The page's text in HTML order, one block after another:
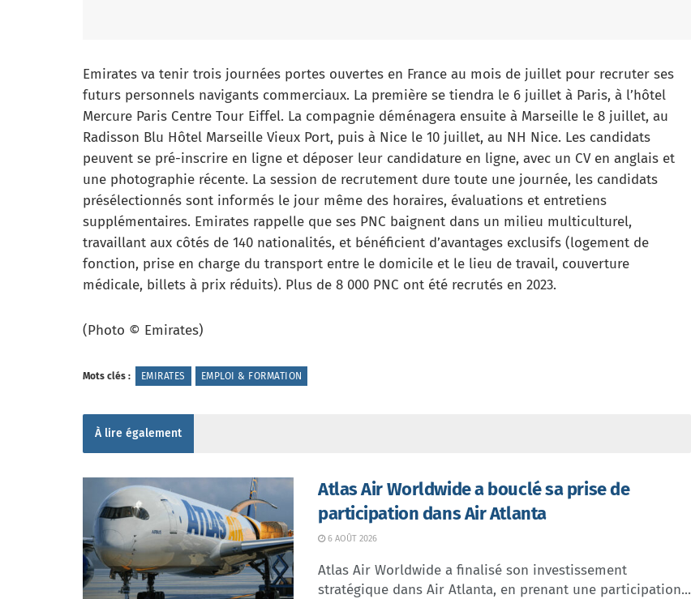
Emirates va tenir trois journées portes ouvertes en France au mois de juillet pour recruter ses
futurs personnels navigants commerciaux. La première se tiendra le 6 juillet à Paris, à l’hôtel
Mercure Paris Centre Tour Eiffel. La compagnie déménagera ensuite à Marseille le 8 juillet, au
Radisson Blu Hôtel Marseille Vieux Port, puis à Nice le 10 juillet, au NH Nice. Les candidats
peuvent se pré-inscrire en ligne et déposer leur candidature en ligne, avec un CV en anglais et
une photographie récente. La session de recrutement dure toute une journée, les candidats
présélectionnés sont informés le jour même des horaires, évaluations et entretiens
supplémentaires. Emirates rappelle que ses PNC baignent dans un milieu multiculturel,
travaillant aux côtés de 140 nationalités, et bénéficient d’avantages exclusifs (logement de
fonction, prise en charge du transport entre le domicile et le lieu de travail, couverture
médicale, billets à prix réduits). Plus de 8 000 PNC ont été recrutés en 2023.
(Photo © Emirates)
Mots clés : EMIRATES EMPLOI & FORMATION
À lire également
Atlas Air Worldwide a bouclé sa prise de
participation dans Air Atlanta
6 AOÛT 2026
Atlas Air Worldwide a finalisé son investissement
stratégique dans Air Atlanta, en prenant une participation...